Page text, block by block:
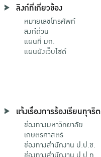
ลิงก์ที่เกี่ยวข้อง
หมายเลขโทรศัพท์
ลิงก์ด่วน
แผนที่ มก.
แผนผังเว็บไซต์
แจ้งเรื่องการร้องเรียนทุจริต
ช่องทางมหาวิทยาลัย
เกษตรศาสตร์
ช่องทางสำนักงาน ป.ป.ช.